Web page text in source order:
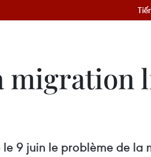
migration
9 juin le problème de la